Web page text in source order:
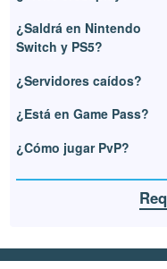
¿Saldrá en Nintendo
Switch y PS5?
¿Servidores caídos?
¿Está en Game Pass?
¿Cómo jugar PvP?